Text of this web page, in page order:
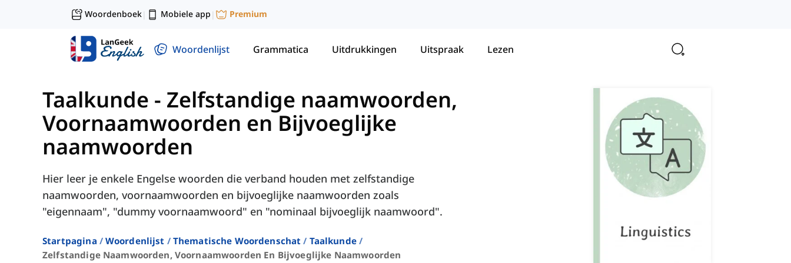
Woordenboek| Mobiele app | Premium
Woordenlijst Grammatica Uitdrukkingen Uitspraak Lezen
Taalkunde - Zelfstandige naamwoorden,
Voornaamwoorden en Bijvoeglijke
naamwoorden
Hier leer je enkele Engelse woorden die verband houden met zelfstandige
naamwoorden, voornaamwoorden en bijvoeglijke naamwoorden zoals
"eigennaam", "dummy voornaamwoord" en "nominaal bijvoeglijk naamwoord".
Startpagina Woordenlijst Thematische Woordenschat
Taalkunde
Zelfstandige Naamwoorden, Voornaamwoorden En Bijvoeglijke Naamwoorden